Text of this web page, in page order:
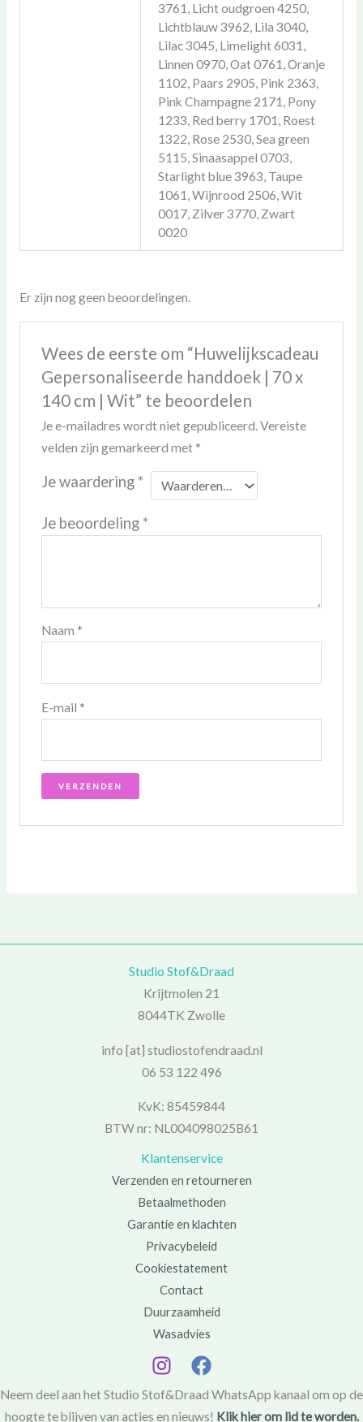
3761, Licht oudgroen 4250,
Lichtblauw 3962, Lila 3040,
Lilac 3045, Limelight 6031,
Linnen 0970, Oat 0761, Oranje
1102, Paars 2905, Pink 2363,
Pink Champagne 2171, Pony
1233, Red berry 1701, Roest
1322, Rose 2530, Sea green
5115, Sinaasappel 0703,
Starlight blue 3963, Taupe
1061, Wijnrood 2506, Wit
0017, Zilver 3770, Zwart
0020
Er zijn nog geen beoordelingen.
Wees de eerste om “Huwelijkscadeau
Gepersonaliseerde handdoek | 70 x
140 cm | Wit” te beoordelen
Je e-mailadres wordt niet gepubliceerd.Vereiste
velden zijn gemarkeerd met *
Je waardering *
Je beoordeling *
Naam *
E-mail *
Studio Stof&Draad
Krijtmolen 21
8044TK Zwolle
info [at] studiostofendraad.nl
06 53 122 496
KvK: 85459844
BTW nr: NL004098025B61
Klantenservice
Verzenden en retourneren
Betaalmethoden
Garantie en klachten
Privacybeleid
Cookiestatement
Contact
Duurzaamheid
Wasadvies
Neem deel aan het Studio Stof&Draad WhatsApp kanaal om op de
hoogte te blijven van acties en nieuws! Klik hier om lid te worden.